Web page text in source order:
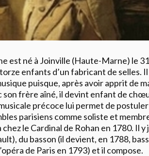
est né à Joinville (Haute-Marne) le
enfants d’un fabricant de selles.
puisque, après avoir apprit de
frère aîné, il devint enfant de
précoce lui permet de postuler
parisiens comme soliste et
le Cardinal de Rohan en 1780. Il
du basson (il devient, en 1788,
de Paris en 1793) et il compose.